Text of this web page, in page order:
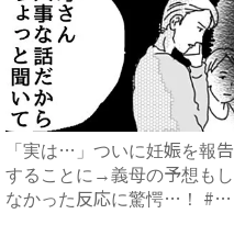
「実は…」ついに妊娠を報告
することに→義母の予想もし
なかった反応に驚愕…！ #